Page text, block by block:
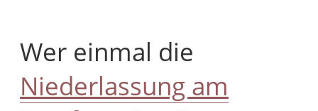
Wer einmal die
Niederlassung am